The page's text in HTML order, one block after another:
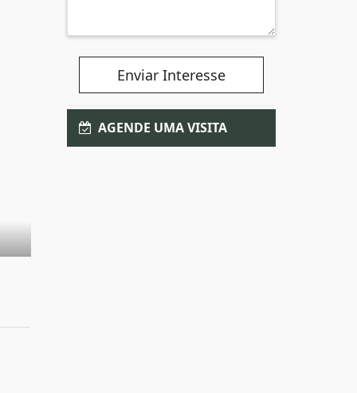
Enviar Interesse
AGENDE UMA VISITA